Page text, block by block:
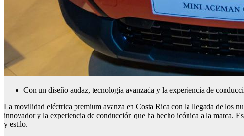
Con un diseño audaz, tecnología avanzada y la experiencia de
La movilidad eléctrica premium avanza en Costa Rica con la llegada de los
innovador y la experiencia de conducción que ha hecho icónica a la marca.
y estilo.